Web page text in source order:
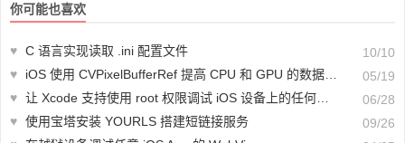
你可能也喜欢
♥ C 语言实现读取 .ini 配置文件
10/10
♥
iOS 使用 CVPixelBufferRef 提高 CPU 和 GPU 的数据传输效率
05/19
♥ 让 Xcode 支持使用 root 权限调试 iOS 设备上的任何应用或进程
06/28
♥ 使用宝塔安装 YOURLS 搭建短链接服务
09/26